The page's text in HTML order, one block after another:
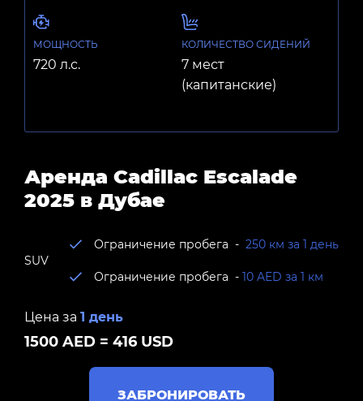
МОЩНОСТЬ
720 л.с.
КОЛИЧЕСТВО СИДЕНИЙ
7 мест
(капитанские)
Аренда Cadillac Escalade
2025 в Дубае
SUV
Ограничение пробега - 250 км за 1 день
Ограничение пробега - 10 AED за 1 км
Цена за 1 день
1500 AED = 416 USD
ЗАБРОНИРОВАТЬ